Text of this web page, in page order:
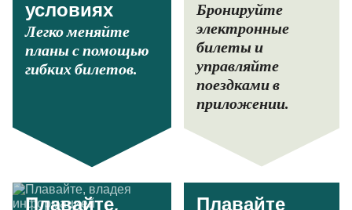
условиях
Легко меняйте
планы с помощью
гибких билетов.
Бронируйте
электронные
билеты и
управляйте
поездками в
приложении.
Плавайте,
Плавайте